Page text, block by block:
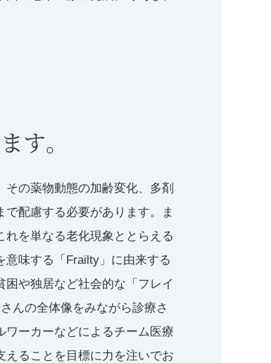
す。
の薬物動態の加齢変化、多剤
配慮する必要があります。ま
を単なる老化現象ととらえる
味する「Frailty」に由来する
や独居など社会的な「フレイ
んの全体像をみながら診療さ
ーカーなどによるチーム医療
ることを目標に力を注いでお